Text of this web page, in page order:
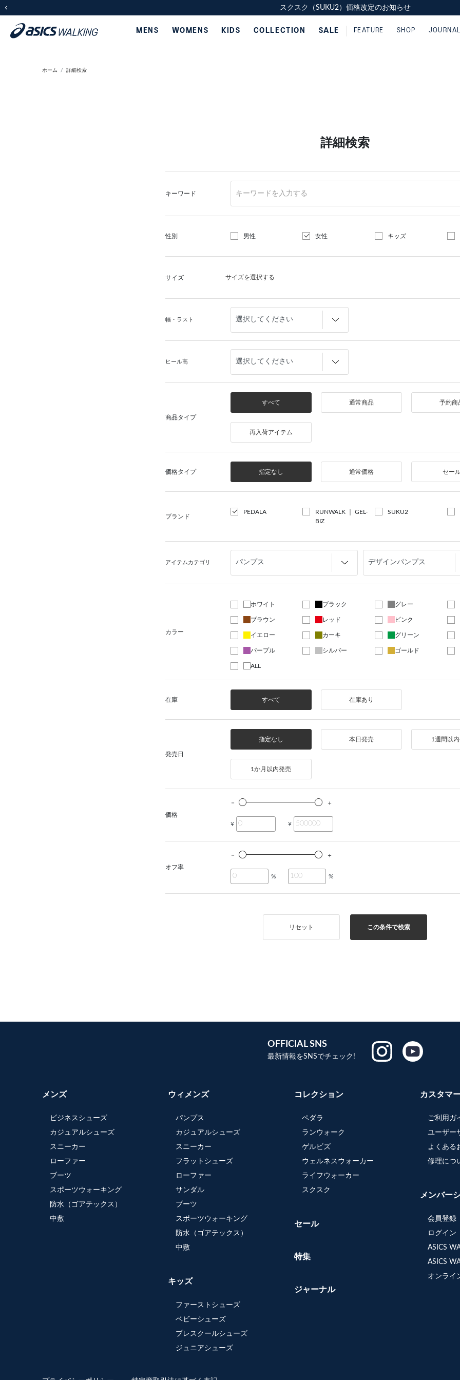
スクスク（SUKU2）価格改定のお知らせ
配送に関するお知らせ
スクスク（SUKU2）価格改定のお知らせ
配送に関するお知らせ
MENS WOMENS KIDS COLLECTION SALE FEATURE SHOP
ホーム 詳細検索
詳細検索
キーワード
性別 男性 女性 キッズ
サイズ サイズを選択する
幅・ラスト
ヒール高
商品タイプ
すべて 通常商品 予約商
再入荷アイテム
価格タイプ 指定なし 通常価格 セー
ブランド
PEDALA
RUNWALK ｜ GEL-
BIZ
SUKU2
アイテムカテゴリ
カラー
ホワイト ブラック グレー
ブラウン レッド ピンク
イエロー カーキ グリーン
パープル シルバー ゴールド
ALL
在庫 すべて 在庫あり
発売日
指定なし 本日発売 1週間以
1か月以内発売
価格
¥
¥
オフ率
%
%
この条件で検索
リセット
OFFICIAL SNS
最新情報をSNSでチェック!
メンズ
ビジネスシューズ
カジュアルシューズ
スニーカー
ローファー
ブーツ
スポーツウォーキング
防水（ゴアテックス）
中敷
ウィメンズ
パンプス
カジュアルシューズ
スニーカー
フラットシューズ
ローファー
サンダル
ブーツ
スポーツウォーキング
防水（ゴアテックス）
中敷
キッズ
ファーストシューズ
ベビーシューズ
プレスクールシューズ
ジュニアシューズ
コレクション
ペダラ
ランウォーク
ゲルビズ
ウェルネスウォーカー
ライフウォーカー
スクスク
セール
特集
ジャーナル
カスタマ
ご利用ガ
ユーザー
よくある
修理につ
メンバー
会員登録
ログイン
ASICS
ASICS
オンライ